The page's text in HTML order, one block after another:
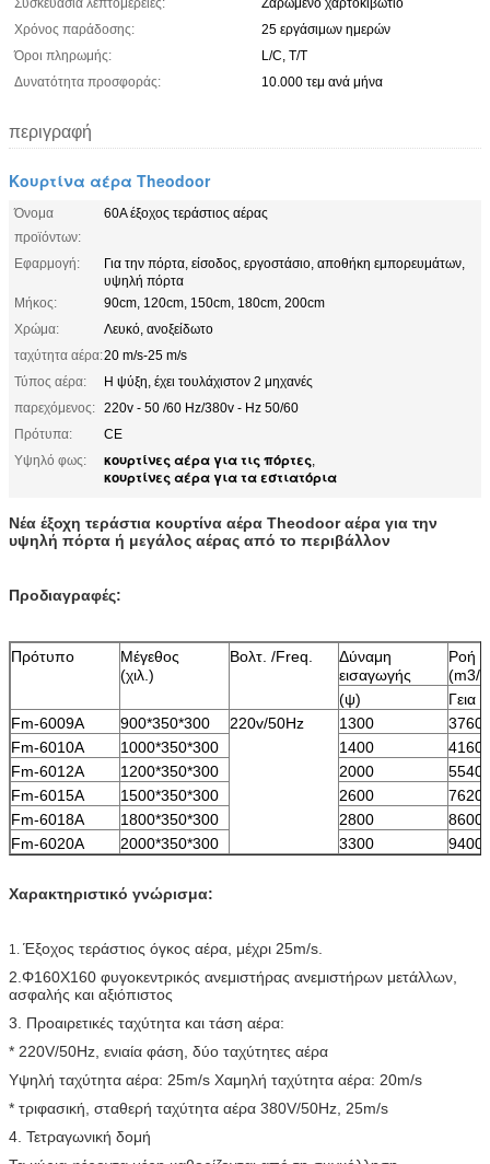
Συσκευασία λεπτομέρειες:
Ζαρωμένο χαρτοκιβώτιο
Χρόνος παράδοσης:
25 εργάσιμων ημερών
Όροι πληρωμής:
L/C, T/T
Δυνατότητα προσφοράς:
10.000 τεμ ανά μήνα
περιγραφή
Κουρτίνα αέρα Theodoor
Όνομα
προϊόντων:
60A έξοχος τεράστιος αέρας
Εφαρμογή:
Για την πόρτα, είσοδος, εργοστάσιο, αποθήκη εμπορευμάτων,
υψηλή πόρτα
Μήκος:
90cm, 120cm, 150cm, 180cm, 200cm
Χρώμα:
Λευκό, ανοξείδωτο
ταχύτητα αέρα:20 m/s-25 m/s
Τύπος αέρα:
Η ψύξη, έχει τουλάχιστον 2 μηχανές
παρεχόμενος: 220v - 50 /60 Hz/380v - Hz 50/60
Πρότυπα:
CE
Υψηλό φως:
κουρτίνες αέρα για τις πόρτες,
κουρτίνες αέρα για τα εστιατόρια
Νέα έξοχη τεράστια κουρτίνα αέρα Theodoor αέρα για την
υψηλή πόρτα ή μεγάλος αέρας από το περιβάλλον
Προδιαγραφές:
Πρότυπο
Μέγεθος
(χιλ.)
Βολτ. /Freq.
Δύναμη
εισαγωγής
Ροή
(m3/
(ψ)
Γεια
Fm-6009A
900*350*300 220v/50Hz 1300
3760
Fm-6010A
1000*350*300 1400
4160
Fm-6012A
1200*350*300 2000
5540
Fm-6015A
1500*350*300 2600
7620
Fm-6018A
1800*350*300 2800
8600
Fm-6020A
2000*350*300 3300 9400
Χαρακτηριστικό γνώρισμα:
1. Έξοχος τεράστιος όγκος αέρα, μέχρι 25m/s.
2.Φ160X160 φυγοκεντρικός ανεμιστήρας ανεμιστήρων μετάλλων,
ασφαλής και αξιόπιστος
3. Προαιρετικές ταχύτητα και τάση αέρα:
* 220V/50Hz, ενιαία φάση, δύο ταχύτητες αέρα
Υψηλή ταχύτητα αέρα: 25m/s Χαμηλή ταχύτητα αέρα: 20m/s
* τριφασική, σταθερή ταχύτητα αέρα 380V/50Hz, 25m/s
4. Τετραγωνική δομή